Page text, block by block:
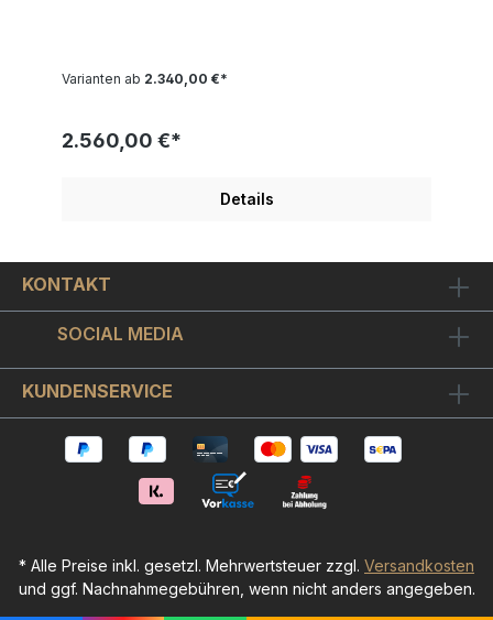
höchstpersönlich. Das besondere Augenmerk bei
handelt, mit einer besonders kleinen
"Hinter jedem straken Mann steht eine starke
Frau" in der Edition 2021 hat sich unser
Liebsten in Szene gesetzt. Der strahlend rote
Porsche ist dabei nicht nur für Sportwagen-
Liebhaber ein gelungener Blickfang, sondern auch
ein farblich stimmiges und im Motiv gut in Szene
gesetztes Bildelement. Typisch Udo Lindenberg
darf natürlich auch hier sein leicht verschmitztes,
aber stets charismatisches Lächeln keineswegs
Büttenpapier und in einem Format von ca. 42x56
cm als original Siebdruck gearbeitet. Dieses Udo
Lindenberg Bild ist vom Künstler handsigniert und
auf nur 250 Exemplare weltweit limitiert sowie
Exemplar aus der damaligen Auflage. Einen
geschmackvollen Bilderrahmen für Lindenberg
"Hinter jedem straken Mann steht eine starke
Varianten ab 2.340,00 €*
2.560,00 €*
Details
KONTAKT
SOCIAL MEDIA
KUNDENSERVICE
* Alle Preise inkl. gesetzl. Mehrwertsteuer zzgl. Versandkosten
und ggf. Nachnahmegebühren, wenn nicht anders angegeben.